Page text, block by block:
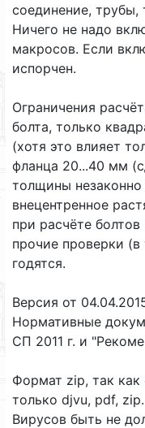
соединение, трубы,
Ничего не надо
макросов. Если
испорчен.
Ограничения
болта, только
(хотя это влияет
фланца 20...40 мм
толщины
внецентренное
при расчёте
прочие проверки
годятся.
Версия от
Нормативные
СП 2011 г. и
Формат zip, так как
только djvu, pdf, zip.
Вирусов быть не